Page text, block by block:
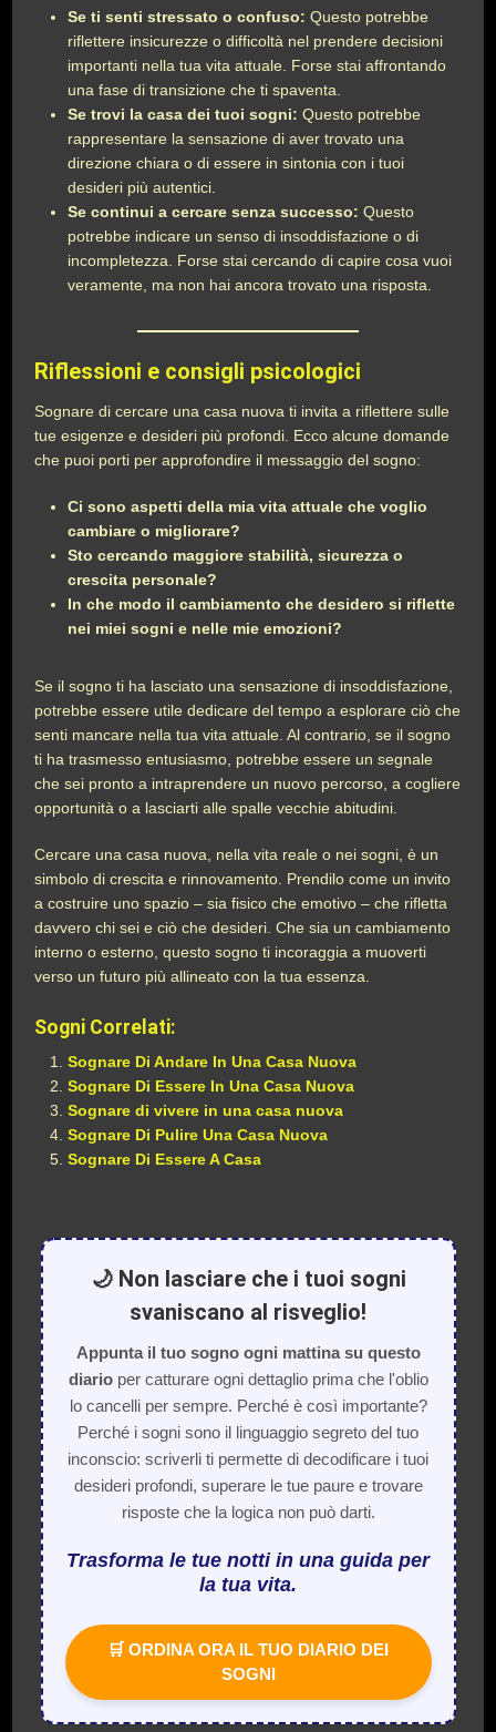
Se ti senti stressato o confuso: Questo potrebbe
riflettere insicurezze o difficoltà nel prendere decisioni
importanti nella tua vita attuale. Forse stai affrontando
una fase di transizione che ti spaventa.
Se trovi la casa dei tuoi sogni: Questo potrebbe
rappresentare la sensazione di aver trovato una
direzione chiara o di essere in sintonia con i tuoi
desideri più autentici.
Se continui a cercare senza successo: Questo
potrebbe indicare un senso di insoddisfazione o di
incompletezza. Forse stai cercando di capire cosa vuoi
veramente, ma non hai ancora trovato una risposta.
Riflessioni e consigli psicologici
Sognare di cercare una casa nuova ti invita a riflettere sulle
tue esigenze e desideri più profondi. Ecco alcune domande
che puoi porti per approfondire il messaggio del sogno:
Ci sono aspetti della mia vita attuale che voglio
cambiare o migliorare?
Sto cercando maggiore stabilità, sicurezza o
crescita personale?
In che modo il cambiamento che desidero si riflette
nei miei sogni e nelle mie emozioni?
Se il sogno ti ha lasciato una sensazione di insoddisfazione,
potrebbe essere utile dedicare del tempo a esplorare ciò che
senti mancare nella tua vita attuale. Al contrario, se il sogno
ti ha trasmesso entusiasmo, potrebbe essere un segnale
che sei pronto a intraprendere un nuovo percorso, a cogliere
opportunità o a lasciarti alle spalle vecchie abitudini.
Cercare una casa nuova, nella vita reale o nei sogni, è un
simbolo di crescita e rinnovamento. Prendilo come un invito
a costruire uno spazio – sia fisico che emotivo – che rifletta
davvero chi sei e ciò che desideri. Che sia un cambiamento
interno o esterno, questo sogno ti incoraggia a muoverti
verso un futuro più allineato con la tua essenza.
Sogni Correlati:
Sognare Di Andare In Una Casa Nuova
Sognare Di Essere In Una Casa Nuova
Sognare di vivere in una casa nuova
Sognare Di Pulire Una Casa Nuova
Sognare Di Essere A Casa
🌙 Non lasciare che i tuoi sogni
svaniscano al risveglio!
Appunta il tuo sogno ogni mattina su questo
diarioper catturare ogni dettaglio prima che l'oblio
lo cancelli per sempre. Perché è così importante?
Perché i sogni sono il linguaggio segreto del tuo
inconscio: scriverli ti permette di decodificare i tuoi
desideri profondi, superare le tue paure e trovare
risposte che la logica non può darti.
Trasforma le tue notti in una guida per
la tua vita.
🛒 ORDINA ORA IL TUO DIARIO DEI
SOGNI